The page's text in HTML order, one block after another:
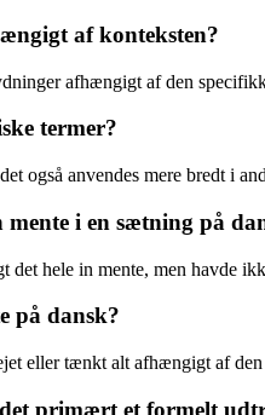
af konteksten?
afhængigt af den
termer?
også anvendes mere bredt i
i en sætning på
hele in mente, men havde
på dansk?
eller tænkt alt afhængigt af
det primært et formelt